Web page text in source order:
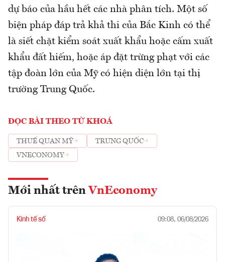
dự báo của hầu hết các nhà phân tích. Một số
biện pháp đáp trả khả thi của Bắc Kinh có thể
là siết chặt kiểm soát xuất khẩu hoặc cấm xuất
khẩu đất hiếm, hoặc áp đặt trừng phạt với các
tập đoàn lớn của Mỹ có hiện diện lớn tại thị
trường Trung Quốc.
ĐỌC BÀI THEO TỪ KHOÁ
THUẾ QUAN MỸ
TRUNG QUỐC
VNECONOMY
Mới nhất trên VnEconomy
Kinh tế số 09:08, 06/08/2026